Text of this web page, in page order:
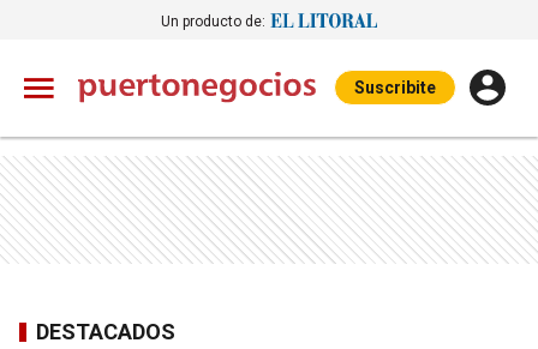
Un producto de:
Suscribite
DESTACADOS